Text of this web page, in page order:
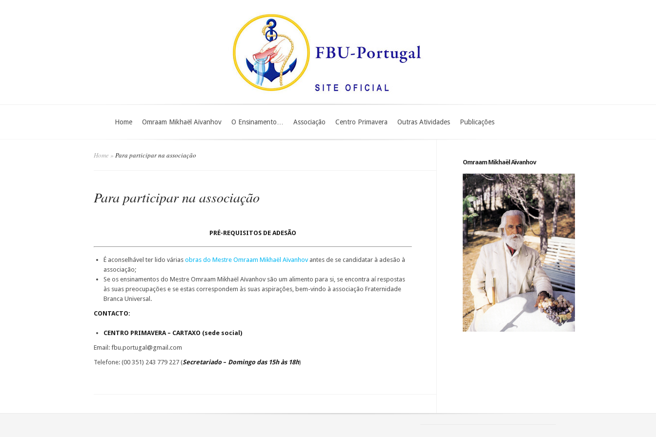
Home Omraam Mikhaël Aïvanhov O Ensinamento… Associação Centro Primavera Outras Atividades Publicações
Home » Para participar na associação
Para participar na associação
PRÉ-REQUISITOS DE ADESÃO
É aconselhável ter lido várias obras do Mestre Omraam Mikhaël Aïvanhov antes de se candidatar à adesão à
associação;
Se os ensinamentos do Mestre Omraam Mikhaël Aïvanhov são um alimento para si, se encontra aí respostas
às suas preocupações e se estas correspondem às suas aspirações, bem-vindo à associação Fraternidade
Branca Universal.
CONTACTO:
CENTRO PRIMAVERA – CARTAXO (sede social)
Email: fbu.portugal@gmail.com
Telefone: (00 351) 243 779 227 (Secretariado – Domingo das 15h às 18h)
Omraam Mikhaël Aïvanhov